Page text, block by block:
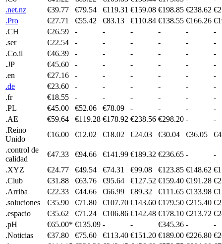
.net.nz
€39.77 €79.54 €119.31 €159.08 €198.85 €238.62
.Pro
€27.71 €55.42 €83.13 €110.84 €138.55 €166.26
.CH
€26.59 - - - - -
-
.ser
€22.54 - - - - -
-
.Co.il
€46.39 - - - - -
-
.JP
€45.60 - - - - -
-
.en
€27.16 - - - - -
-
.de
€23.60 - - - - -
-
.fr
€18.55 - - - - -
-
.PL
€45.00 €52.06 €78.09 - - -
-
.AE
€59.64 €119.28 €178.92 €238.56 €298.20 -
-
.Reino
Unido
€16.00 €12.02 €18.02 €24.03 €30.04 €36.05
.control de
calidad
€47.33 €94.66 €141.99 €189.32 €236.65 -
-
.XYZ
€24.77 €49.54 €74.31 €99.08 €123.85 €148.62
.Club
€31.88 €63.76 €95.64 €127.52 €159.40 €191.28
.Arriba
€22.33 €44.66 €66.99 €89.32 €111.65 €133.98
.soluciones
€35.90 €71.80 €107.70 €143.60 €179.50 €215.40
.espacio
€35.62 €71.24 €106.86 €142.48 €178.10 €213.72
.pH
€65.00* €135.09 - - €345.36 -
-
.Noticias
€37.80 €75.60 €113.40 €151.20 €189.00 €226.80